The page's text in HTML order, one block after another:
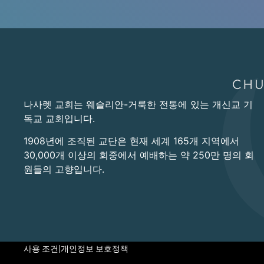
나사렛 교회는 웨슬리안-거룩한 전통에 있는 개신교 기
독교 교회입니다.
1908년에 조직된 교단은 현재 세계 165개 지역에서
30,000개 이상의 회중에서 예배하는 약 250만 명의 회
원들의 고향입니다.
사용 조건|개인정보 보호정책